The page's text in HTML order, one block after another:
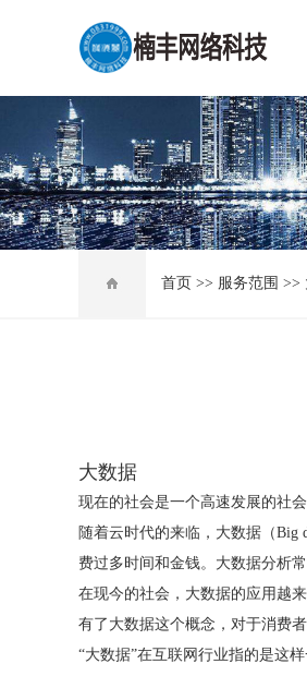
首页 >> 服务范围 >>
大数据
现在的社会是一个高速发展的社
随着云时代的来临，大数据（Big
费过多时间和金钱。大数据分析
在现今的社会，大数据的应用越
有了大数据这个概念，对于消费
“大数据”在互联网行业指的是这